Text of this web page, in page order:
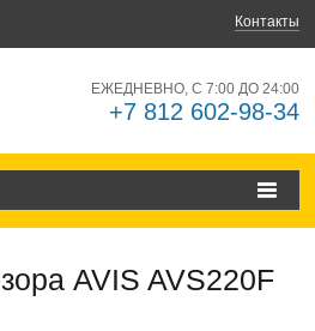
Контакты
ЕЖЕДНЕВНО, С 7:00 ДО 24:00
+7 812 602-98-34
AVIS AVS220F